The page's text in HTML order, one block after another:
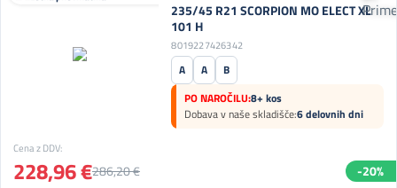
235/45 R21 SCORPION MO ELECT XL
101 H
8019227426342
A A
B
PO NAROČILU:8+ kos
Dobava v naše skladišče:6 delovnih dni
Cena z DDV:
228,96 €286,20 € -20%